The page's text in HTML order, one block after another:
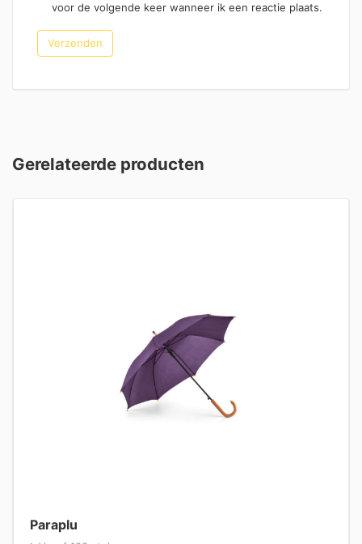
voor de volgende keer wanneer ik een reactie plaats.
Gerelateerde producten
Paraplu